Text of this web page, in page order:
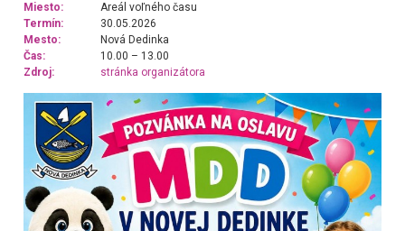
Miesto:
Areál voľného času
Termín:
30.05.2026
Mesto:
Nová Dedinka
Čas:
10.00 – 13.00
Zdroj:
stránka organizátora